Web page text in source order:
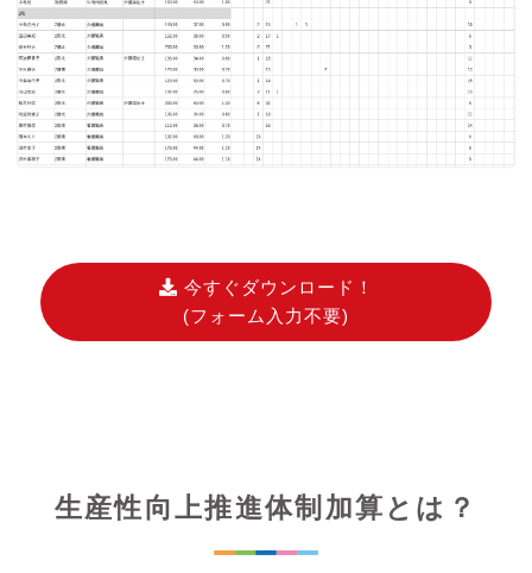
今すぐダウンロード！
(フォーム入力不要)
生産性向上推進体制加算とは？